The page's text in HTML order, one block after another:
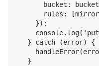
bucket:
rules:
    });
  } catch (error) {
  }